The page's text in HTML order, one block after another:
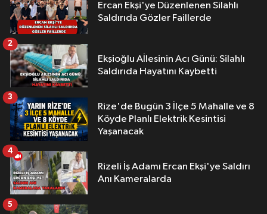
Ercan Ekşi'ye Düzenlenen Silahlı
Saldırıda Gözler Faillerde
Ekşioğlu Aİlesinin Acı Günü: Silahlı
Saldırıda Hayatını Kaybetti
2
Rize'de Bugün 3 İlçe 5 Mahalle ve 8
Köyde Planlı Elektrik Kesintisi
Yaşanacak
3
Rizeli İş Adamı Ercan Ekşi'ye Saldırı
Anı Kameralarda
4
5